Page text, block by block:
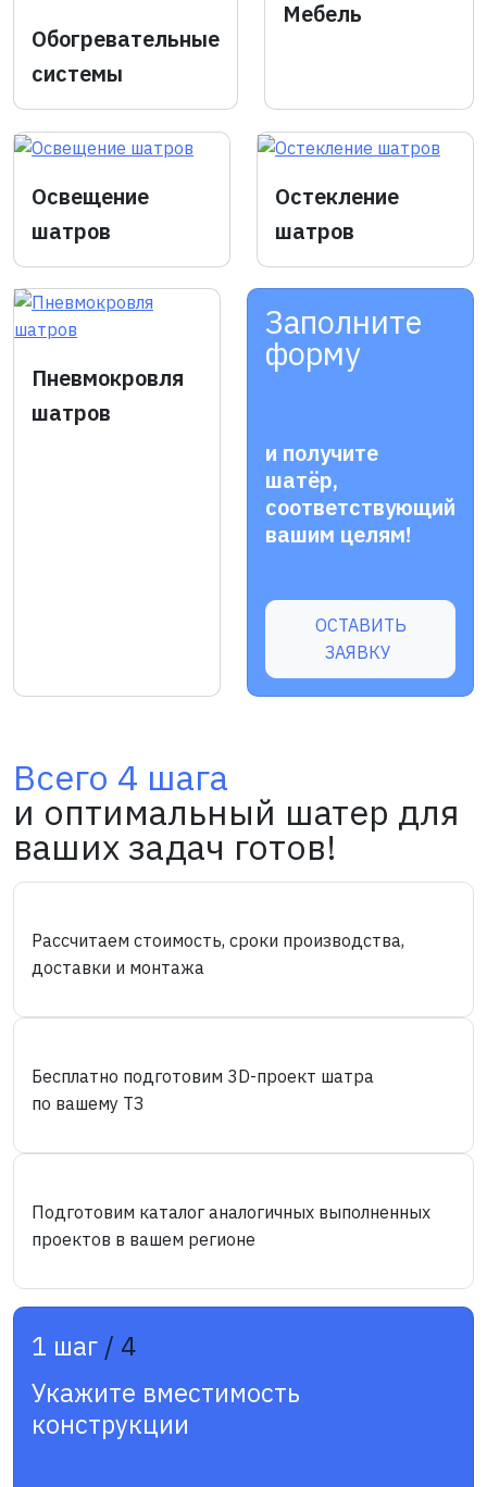
Обогревательные
системы
Мебель
Освещение
шатров
Остекление
шатров
Пневмокровля
шатров
Заполните
форму
и получите
шатёр,
соответствующий
вашим целям!
ОСТАВИТЬ
ЗАЯВКУ
Всего 4 шага
и оптимальный шатер для
ваших задач готов!
Рассчитаем стоимость, сроки производства,
доставки и монтажа
Бесплатно подготовим 3D-проект шатра
по вашему ТЗ
Подготовим каталог аналогичных выполненных
проектов в вашем регионе
1 шаг / 4
Укажите вместимость
конструкции